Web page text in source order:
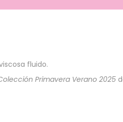
fluido.
Primavera Verano 2025